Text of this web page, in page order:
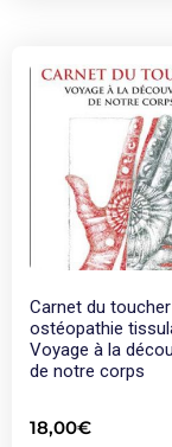
Carnet du
ostéopathie
Voyage à la
de notre corps
18,00€